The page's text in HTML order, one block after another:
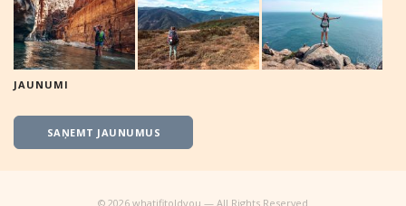
JAUNUMI
SAŅEMT JAUNUMUS
© 2026 whatifitoldyou — All Rights Reserved